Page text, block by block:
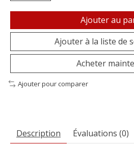
Ajouter au
Ajouter à la liste de
Acheter
Ajouter pour comparer
Description Évaluations (0)